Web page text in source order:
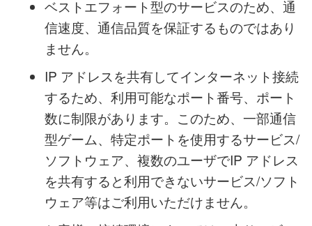
6.サービス仕様について
ベストエフォート型のサービスのため、通
信速度、通信品質を保証するものではあり
ません。
IP アドレスを共有してインターネット接続
するため、利用可能なポート番号、ポート
数に制限があります。このため、一部通信
型ゲーム、特定ポートを使用するサービス/